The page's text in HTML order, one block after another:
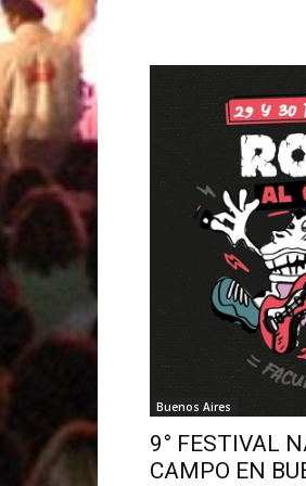
Buenos Aires
9° FESTIVAL
CAMPO EN